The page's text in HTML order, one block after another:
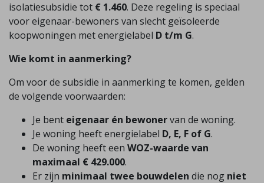
isolatiesubsidie tot € 1.460. Deze regeling is speciaal
voor eigenaar-bewoners van slecht geïsoleerde
koopwoningen met energielabel D t/m G.
Wie komt in aanmerking?
Om voor de subsidie in aanmerking te komen, gelden
de volgende voorwaarden:
Je bent eigenaar én bewonervan de woning.
Je woning heeft energielabel D, E, F of G.
De woning heeft een WOZ-waarde van
maximaal € 429.000.
Er zijn minimaal twee bouwdelen die nog niet